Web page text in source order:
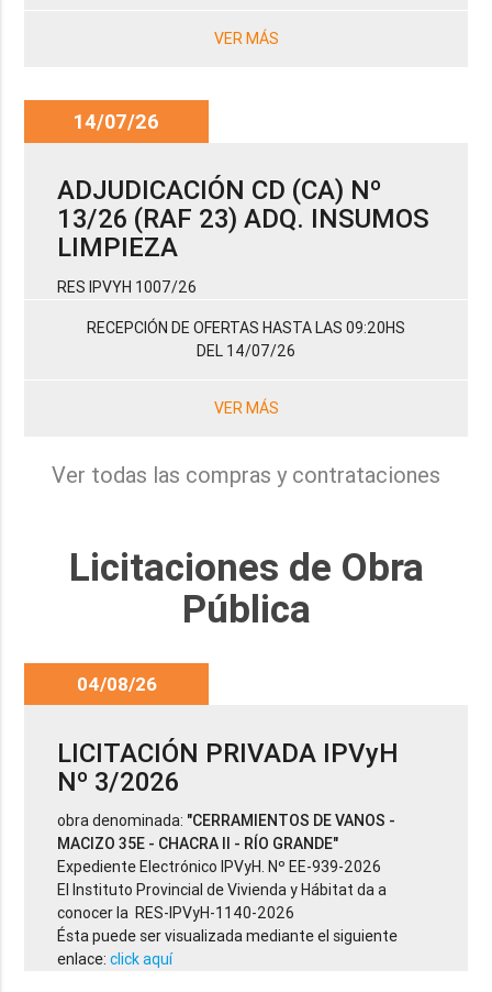
VER MÁS
14/07/26
ADJUDICACIÓN CD (CA) Nº
13/26 (RAF 23) ADQ. INSUMOS
LIMPIEZA
RES IPVYH 1007/26
RECEPCIÓN DE OFERTAS HASTA LAS 09:20HS
DEL 14/07/26
VER MÁS
Ver todas las compras y contrataciones
Licitaciones de Obra
Pública
04/08/26
LICITACIÓN PRIVADA IPVyH
Nº 3/2026
obra denominada: "CERRAMIENTOS DE VANOS -
MACIZO 35E - CHACRA II - RÍO GRANDE"
Expediente Electrónico IPVyH. Nº EE-939-2026
El Instituto Provincial de Vivienda y Hábitat da a
conocer la RES-IPVyH-1140-2026
Ésta puede ser visualizada mediante el siguiente
enlace:click aquí